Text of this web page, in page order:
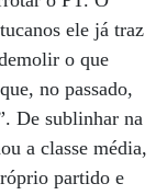
ele já traz
o que
no passado,
De sublinhar na
a classe média,
partido e